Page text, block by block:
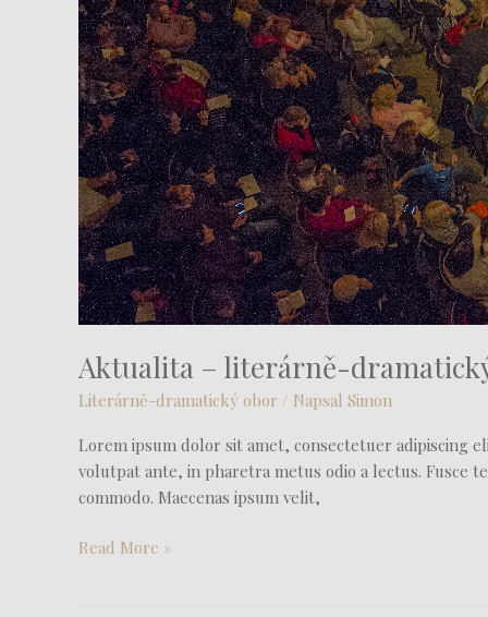
Aktualita – literárně-
Literárně-dramatický obor / Napsal Simon
Lorem ipsum dolor sit amet, consectetuer adipiscing
volutpat ante, in pharetra metus odio a lectus. Fusce
commodo. Maecenas ipsum velit,
Read More »